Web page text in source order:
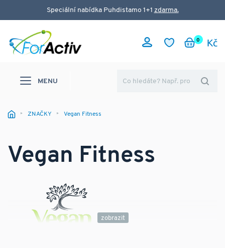
Speciální nabídka Puhdistamo 1+1 zdarma.
0
MENU
ZNAČKY Vegan Fitness
Vegan Fitness